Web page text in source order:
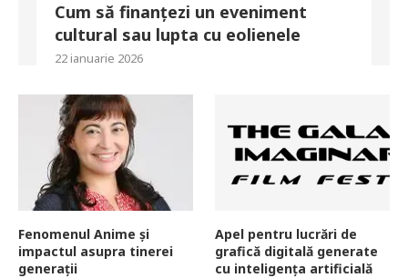
Cum să finanțezi un eveniment
cultural sau lupta cu eolienele
22 ianuarie 2026
Fenomenul Anime și
impactul asupra tinerei
generații
Apel pentru lucrări de
grafică digitală generate
cu inteligența artificială